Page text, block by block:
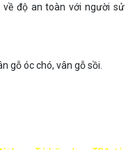
độ an toàn với người sử
gỗ óc chó, vân gỗ sồi.